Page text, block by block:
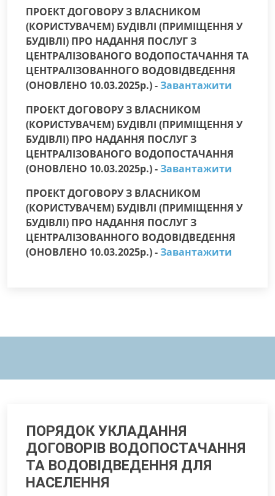
ПРОЕКТ ДОГОВОРУ З ВЛАСНИКОМ
(КОРИСТУВАЧЕМ) БУДІВЛІ (ПРИМІЩЕННЯ У
БУДІВЛІ) ПРО НАДАННЯ ПОСЛУГ З
ЦЕНТРАЛІЗОВАНОГО ВОДОПОСТАЧАННЯ ТА
ЦЕНТРАЛІЗОВАННОГО ВОДОВІДВЕДЕННЯ
(ОНОВЛЕНО 10.03.2025р.) -Завантажити
ПРОЕКТ ДОГОВОРУ З ВЛАСНИКОМ
(КОРИСТУВАЧЕМ) БУДІВЛІ (ПРИМІЩЕННЯ У
БУДІВЛІ) ПРО НАДАННЯ ПОСЛУГ З
ЦЕНТРАЛІЗОВАНОГО ВОДОПОСТАЧАННЯ
(ОНОВЛЕНО 10.03.2025р.) -Завантажити
ПРОЕКТ ДОГОВОРУ З ВЛАСНИКОМ
(КОРИСТУВАЧЕМ) БУДІВЛІ (ПРИМІЩЕННЯ У
БУДІВЛІ) ПРО НАДАННЯ ПОСЛУГ З
ЦЕНТРАЛІЗОВАННОГО ВОДОВІДВЕДЕННЯ
(ОНОВЛЕНО 10.03.2025р.) -Завантажити
ПОРЯДОК УКЛАДАННЯ
ДОГОВОРІВ ВОДОПОСТАЧАННЯ
ТА ВОДОВІДВЕДЕННЯ ДЛЯ
НАСЕЛЕННЯ